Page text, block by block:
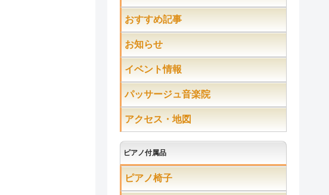
おすすめ記事
お知らせ
イベント情報
パッサージュ音楽院
アクセス・地図
ピアノ付属品
ピアノ椅子